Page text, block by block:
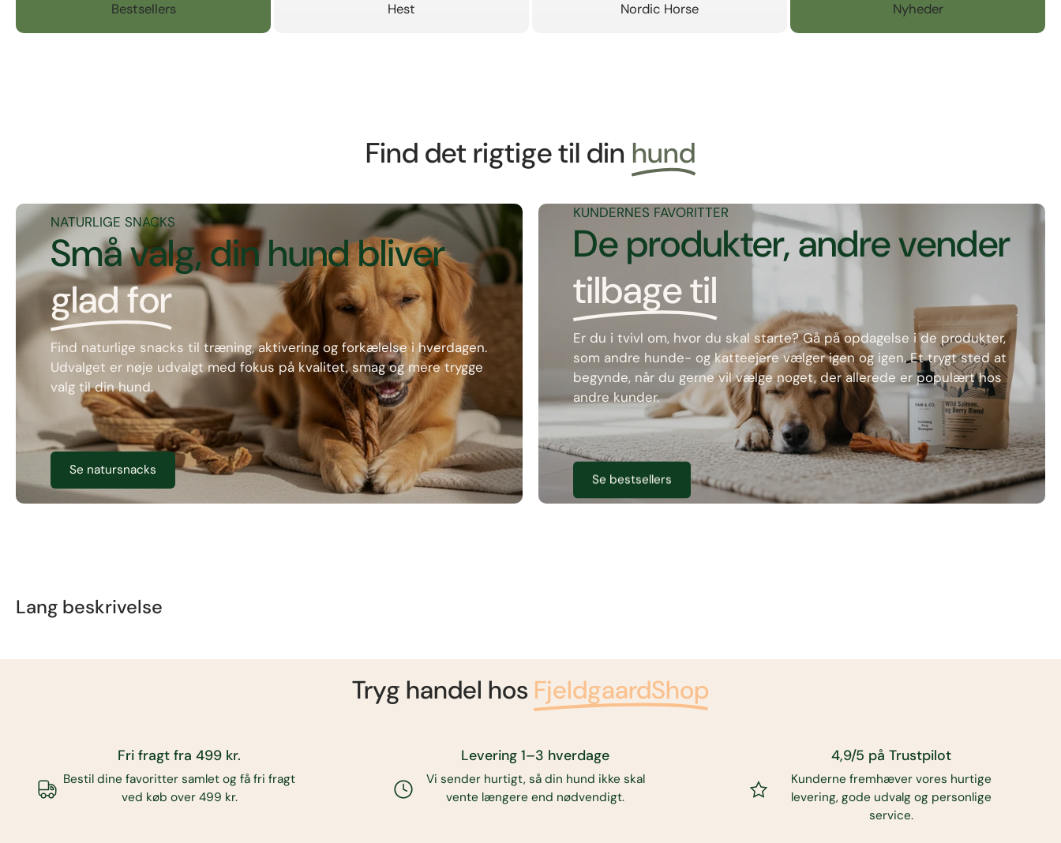
Bestsellers Hest Nordic Horse Nyheder
Find det rigtige til din hund
NATURLIGE SNACKS
Små valg, din hund bliver
glad for
Find naturlige snacks til træning, aktivering og forkælelse i hverdagen.
Udvalget er nøje udvalgt med fokus på kvalitet, smag og mere trygge
valg til din hund.
Se natursnacks
KUNDERNES FAVORITTER
De produkter, andre vender
tilbage til
Er du i tvivl om, hvor du skal starte? Gå på opdagelse i de produkter,
som andre hunde- og katteejere vælger igen og igen. Et trygt sted at
begynde, når du gerne vil vælge noget, der allerede er populært hos
andre kunder.
Se bestsellers
Lang beskrivelse
Tryg handel hos FjeldgaardShop
Fri fragt fra 499 kr.
Bestil dine favoritter samlet og få fri fragt
ved køb over 499 kr.
Levering 1–3 hverdage
Vi sender hurtigt, så din hund ikke skal
vente længere end nødvendigt.
4,9/5 på Trustpilot
Kunderne fremhæver vores hurtige
levering, gode udvalg og personlige
service.